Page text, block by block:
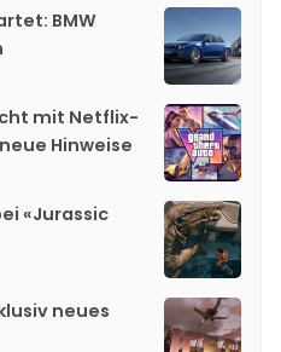
BMW
mit Netflix-
Hinweise
«Jurassic
neues